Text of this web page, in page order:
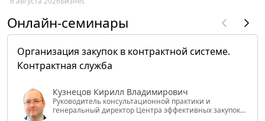
Онлайн-семинары
Организация закупок в контрактной системе.
Контрактная служба
Кузнецов Кирилл Владимирович
Руководитель консультационной практики и
генеральный директор Центра эффективных закупок